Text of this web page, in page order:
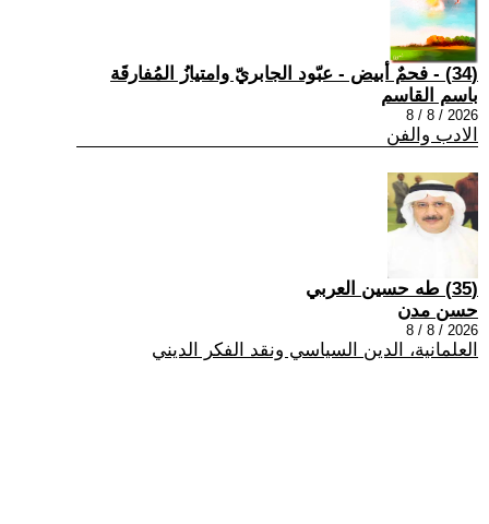
(34) - فحمٌ أبيض - عبّود الجابريّ وامتيازُ المُفارقَة
باسم القاسم
2026 / 8 / 8
الادب والفن
(35) طه حسين العربي
حسن مدن
2026 / 8 / 8
العلمانية، الدين السياسي ونقد الفكر الديني